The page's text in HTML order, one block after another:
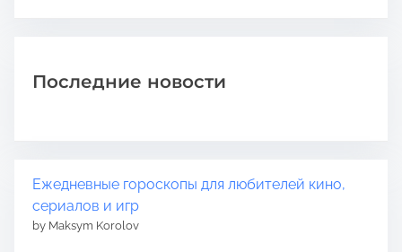
Последние новости
Ежедневные гороскопы для любителей кино,
сериалов и игр
by Maksym Korolov